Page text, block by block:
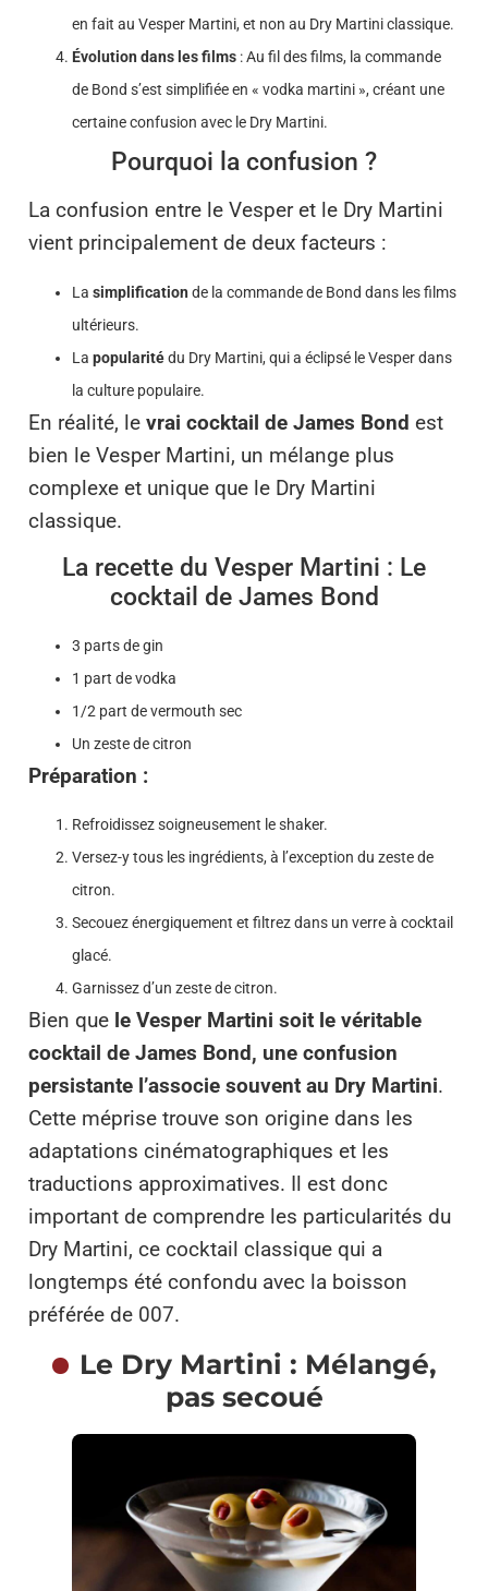
en fait au Vesper Martini, et non au Dry Martini classique.
Évolution dans les films : Au fil des films, la commande
de Bond s’est simplifiée en « vodka martini », créant une
certaine confusion avec le Dry Martini.
Pourquoi la confusion ?
La confusion entre le Vesper et le Dry Martini
vient principalement de deux facteurs :
La simplification de la commande de Bond dans les films
ultérieurs.
La popularitédu Dry Martini, qui a éclipsé le Vesper dans
la culture populaire.
En réalité, le vrai cocktail de James Bond est
bien le Vesper Martini, un mélange plus
complexe et unique que le Dry Martini
classique.
La recette du Vesper Martini : Le
cocktail de James Bond
3 parts de gin
1 part de vodka
1/2 part de vermouth sec
Un zeste de citron
Préparation :
Refroidissez soigneusement le shaker.
Versez-y tous les ingrédients, à l’exception du zeste de
citron.
Secouez énergiquement et filtrez dans un verre à cocktail
glacé.
Garnissez d’un zeste de citron.
Bien que le Vesper Martini soit le véritable
cocktail de James Bond, une confusion
persistante l’associe souvent au Dry Martini.
Cette méprise trouve son origine dans les
adaptations cinématographiques et les
traductions approximatives. Il est donc
important de comprendre les particularités du
Dry Martini, ce cocktail classique qui a
longtemps été confondu avec la boisson
préférée de 007.
Le Dry Martini : Mélangé,
pas secoué